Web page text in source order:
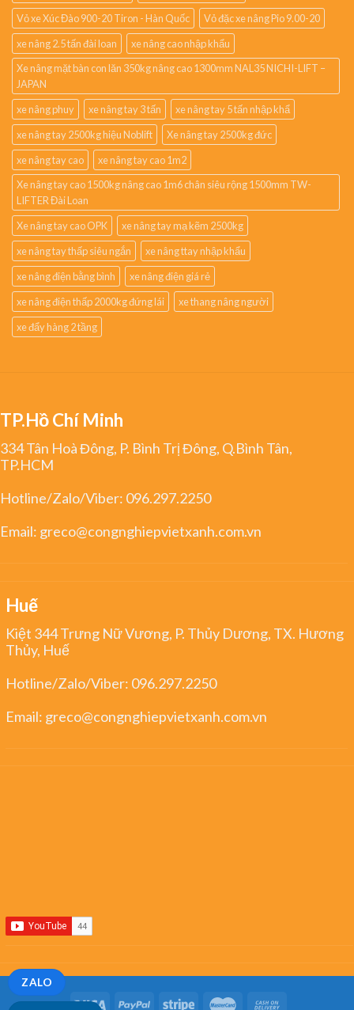
ZALO
Vỏ xe Xúc Đào 900-20 Tiron - Hàn Quốc
Vỏ đặc xe nâng Pio 9.00-20
xe nâng 2.5 tấn đài loan
xe nâng cao nhập khẩu
Xe nâng mặt bàn con lăn 350kg nâng cao 1300mm NAL35 NICHI-LIFT –
JAPAN
xe nâng phuy
xe nâng tay 3 tấn
xe nâng tay 5 tấn nhập khẩ
xe nâng tay 2500kg hiệu Noblift
Xe nâng tay 2500kg đức
xe nâng tay cao
xe nâng tay cao 1m2
Xe nâng tay cao 1500kg nâng cao 1m6 chân siêu rộng 1500mm TW-
LIFTER Đài Loan
Xe nâng tay cao OPK
xe nâng tay mạ kẽm 2500kg
xe nâng tay thấp siêu ngắn
xe nâng ttay nhập khẩu
xe nâng điện bằng bình
xe nâng điện giá rẻ
xe nâng điện thấp 2000kg đứng lái
xe thang nâng người
xe đẩy hàng 2 tầng
TP.Hồ Chí Minh
334 Tân Hoà Đông, P. Bình Trị Đông, Q.Bình Tân,
TP.HCM
Hotline/Zalo/Viber: 096.297.2250
Email: greco@congnghiepvietxanh.com.vn
Huế
Kiệt 344 Trưng Nữ Vương, P. Thủy Dương, TX. Hương
Thủy, Huế
Hotline/Zalo/Viber: 096.297.2250
Email: greco@congnghiepvietxanh.com.vn